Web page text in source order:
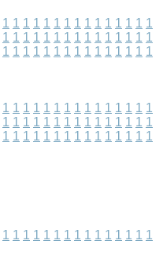
1 1 1 1 1 1 1 1 1 1 1 1 1 1 1
1 1 1 1 1 1 1 1 1 1 1 1 1 1 1
1 1 1 1 1 1 1 1 1 1 1 1 1 1 1
1 1 1 1 1 1 1 1 1 1 1 1 1 1 1
1 1 1 1 1 1 1 1 1 1 1 1 1 1 1
1 1 1 1 1 1 1 1 1 1 1 1 1 1 1
1 1 1 1 1 1 1 1 1 1 1 1 1 1 1